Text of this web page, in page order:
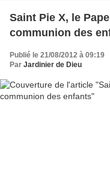
Saint Pie X, le
communion des
Publié le 21/08/2012 à 09:19
Par Jardinier de Dieu